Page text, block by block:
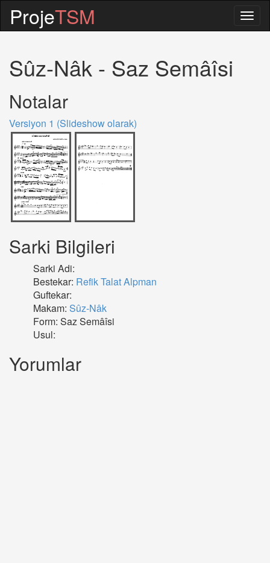
ProjeTSM
Sûz-Nâk - Saz Semâîsi
Notalar
Versiyon 1 (Slideshow olarak)
Sarki Bilgileri
Sarki Adi:
Bestekar: Refik Talat Alpman
Guftekar:
Makam: Sûz-Nâk
Form: Saz Semâîsi
Usul:
Yorumlar